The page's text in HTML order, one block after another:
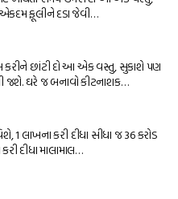
ફૂલીને દડા જેવી…
કરીને છાંટી દો આ એક વસ્તુ, સુકાશે પણ
જશે. ઘરે જ બનાવો કીટનાશક…
1 લાખના કરી દીધા સીધા જ 36 કરોડ
દીધા માલામાલ…